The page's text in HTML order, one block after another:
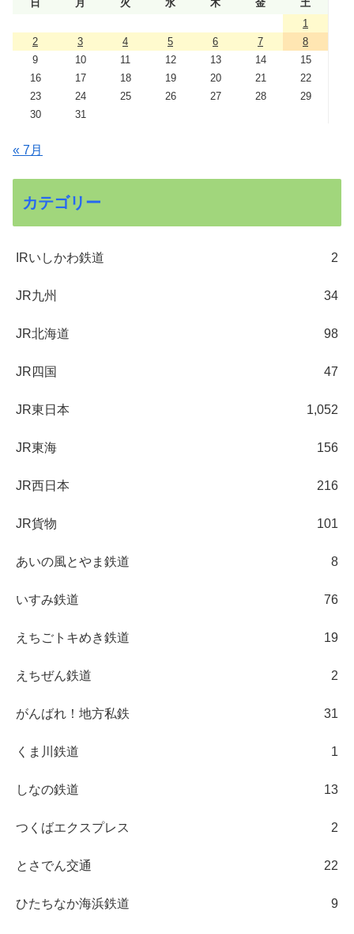
日 月 火 水 木 金
土
1
2
3 4 5 6 7
8
9
10 11 12 13 14
15
16
17 18 19 20 21
22
23
24 25 26 27 28
29
30
31
« 7月
カテゴリー
IRいしかわ鉄道 2
JR九州 34
JR北海道 98
JR四国 47
JR東日本 1,052
JR東海 156
JR西日本 216
JR貨物 101
あいの風とやま鉄道 8
いすみ鉄道 76
えちごトキめき鉄道 19
えちぜん鉄道 2
がんばれ！地方私鉄 31
くま川鉄道 1
しなの鉄道 13
つくばエクスプレス 2
とさでん交通 22
ひたちなか海浜鉄道 9